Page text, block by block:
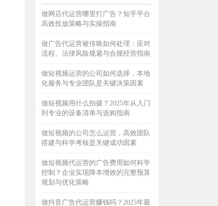
做网店代运营哪里打广告？知乎平台
高效投放策略与实操指南
做广告代运营被传唤如何处理：应对
流程、法律风险规避与合规经营指南
做短视频运营的公司如何选择，本地
化服务与专业团队是关键决策因素
做短视频用什么拍摄？2025年从入门
到专业的设备清单与选购指南
做短视频的公司怎么运营，高效团队
搭建与科学考核是关键成功因素
做短视频代运营的广告费用如何科学
控制？企业实现降本增效的完整预算
规划与优化策略
做抖音广告代运营赚钱吗？2025年最